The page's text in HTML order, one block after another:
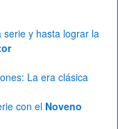
serie y hasta lograr la
La era clásica
con el Noveno